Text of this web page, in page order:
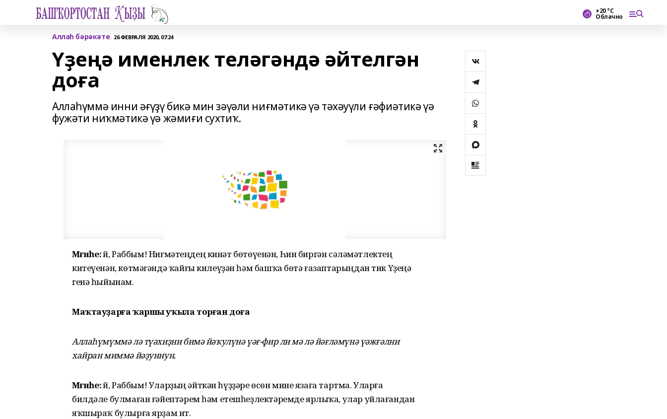
+20 °С
Облачно
Аллаһ бәрәкәте 26 ФЕВРАЛЯ 2020, 07:24
Үҙеңә именлек теләгәндә әйтелгән
доға
Аллаһүммә инни әғүҙү бикә мин зәүәли ниғмәтикә үә тәхәуүли ғәфиәтикә үә
фужәти ниҡмәтикә үә жәмиғи сухтиҡ.
Мәғәнәһе:Әй, Раббым! Ниғмә­теңдең кинәт бөтөүенән, Һин биргән сәләмәтлектең
китеүенән, көтмәгәндә ҡайғы килеүҙән һәм башҡа бөтә ғазаптарыңдан тик Үҙеңә
генә һыйынам.
Маҡтауҙарға ҡаршы уҡыла торған доға
Аллаһүмүммә лә түәхиҙни бимә йәҡулүнә үәғ-фир ли мә лә йәғләмүнә үәжғәлни
хайран миммә йәҙуннун.
Мәғәнәһе:Әй, Раббым! Уларҙың әйткән һүҙҙәре өсөн мине язаға тартма. Уларға
билдәле булмаған ғәйептәрем һәм етешһеҙлектә­ремде ярлыҡа, улар уйлағандан
яҡшыраҡ булырға ярҙам ит.